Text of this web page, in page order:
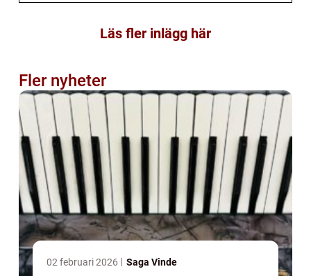
Läs fler inlägg här
Fler nyheter
02 februari 2026 Saga Vinde